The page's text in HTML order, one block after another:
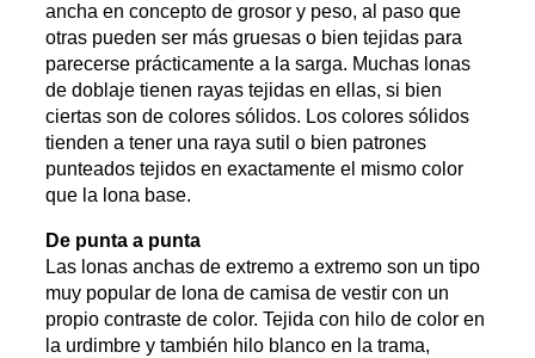
ancha en concepto de grosor y peso, al paso que
otras pueden ser más gruesas o bien tejidas para
parecerse prácticamente a la sarga. Muchas lonas
de doblaje tienen rayas tejidas en ellas, si bien
ciertas son de colores sólidos. Los colores sólidos
tienden a tener una raya sutil o bien patrones
punteados tejidos en exactamente el mismo color
que la lona base.
De punta a punta
Las lonas anchas de extremo a extremo son un tipo
muy popular de lona de camisa de vestir con un
propio contraste de color. Tejida con hilo de color en
la urdimbre y también hilo blanco en la trama,